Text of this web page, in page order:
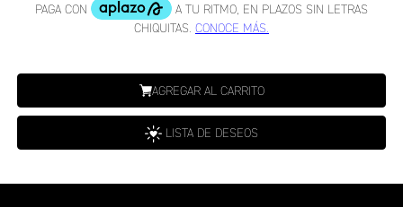
AGREGAR AL CARRITO
LISTA DE DESEOS